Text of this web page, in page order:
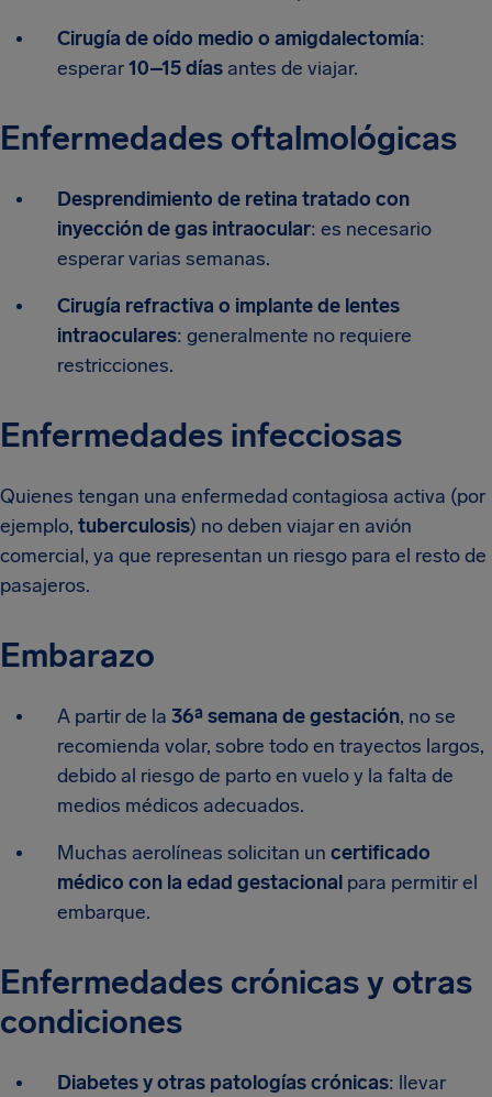
Cirugía de oído medio o amigdalectomía:
esperar10–15 días antes de viajar.
Enfermedades oftalmológicas
Desprendimiento de retina tratado con
inyección de gas intraocular: es necesario
esperar varias semanas.
Cirugía refractiva o implante de lentes
intraoculares: generalmente no requiere
restricciones.
Enfermedades infecciosas
Quienes tengan una enfermedad contagiosa activa (por
ejemplo, tuberculosis) no deben viajar en avión
comercial, ya que representan un riesgo para el resto de
pasajeros.
Embarazo
A partir de la 36ª semana de gestación, no se
recomienda volar, sobre todo en trayectos largos,
debido al riesgo de parto en vuelo y la falta de
medios médicos adecuados.
Muchas aerolíneas solicitan un certificado
médico con la edad gestacional para permitir el
embarque.
Enfermedades crónicas y otras
condiciones
Diabetes y otras patologías crónicas: llevar